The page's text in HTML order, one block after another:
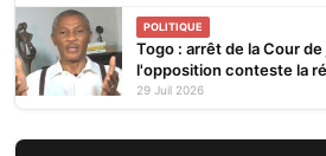
POLITIQUE
Togo : arrêt de la Cour
l'opposition conteste la
gouvernement
29 Juil 2026